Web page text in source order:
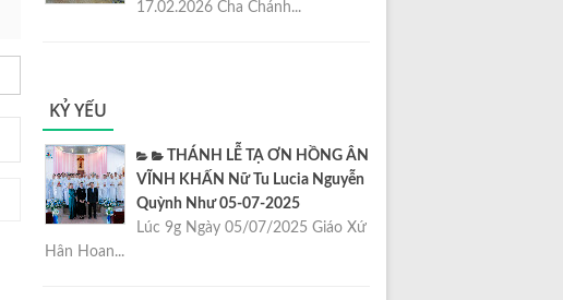
17.02.2026 Cha Chánh...
KỶ YẾU
THÁNH LỄ TẠ ƠN HỒNG ÂN
VĨNH KHẤN Nữ Tu Lucia Nguyễn
Quỳnh Như 05-07-2025
Lúc 9g Ngày 05/07/2025 Giáo Xứ
Hân Hoan...